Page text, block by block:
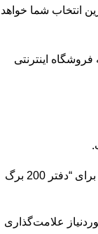
برگ سیمی بهترین انتخاب شما خواهد
اینترنتی
اولین نفری باشید که دیدگاهی را ارسال می کنید برای “دفتر 200 برگ
علامت‌گذاری